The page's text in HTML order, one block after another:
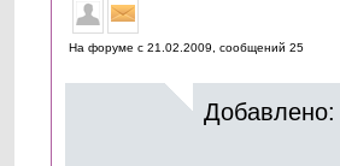
На форуме с 21.02.2009, cообщений 25